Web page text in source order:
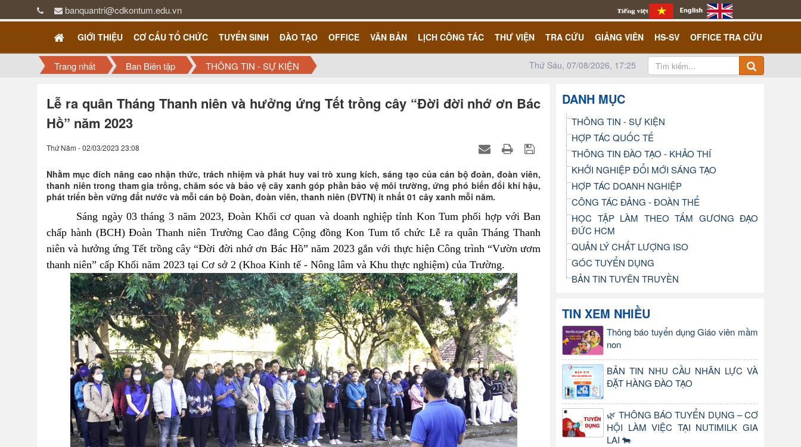
banquantri@cdkontum.edu.vn
GIỚI THIỆU CƠ CẤU TỔ CHỨC TUYỂN SINH ĐÀO TẠO OFFICE VĂN BẢN LỊCH CÔNG TÁC THƯ VIỆN TRA CỨU GIẢNG VIÊN HS-SV OFFICE TRA CỨU
Trang nhất Ban Biên tập THÔNG TIN - SỰ KIỆN Thứ Sáu, 07/08/2026, 17:25
Lễ ra quân Tháng Thanh niên và hưởng ứng Tết trồng cây “Đời đời nhớ ơn Bác
Hồ” năm 2023
Thứ Năm - 02/03/2023 23:08
Nhằm mục đích nâng cao nhận thức, trách nhiệm và phát huy vai trò xung kích, sáng tạo của cán bộ đoàn, đoàn viên,
thanh niên trong tham gia trồng, chăm sóc và bảo vệ cây xanh góp phần bảo vệ môi trường, ứng phó biến đổi khí hậu,
phát triển bền vững đất nước và mỗi cán bộ Đoàn, đoàn viên, thanh niên (ĐVTN) ít nhất 01 cây xanh mỗi năm.
Sáng ngày 03 tháng 3 năm 2023,Đoàn Khối cơ quan và doanh nghiệp tỉnh Kon Tum phối hợp với Ban
chấp hành (BCH) Đoàn Thanh niên Trường Cao đẳng Cộng đồng Kon Tum tổ chứcLễ ra quân Tháng Thanh
niên và hưởng ứng Tết trồng cây “Đời đời nhớ ơn Bác Hồ” năm 2023 gắn với thực hiện Công trình “Vườn ươm
thanh niên” cấp Khối năm 2023 tại Cơ sở 2 (Khoa Kinh tế - Nông lâm và Khu thực nghiệm) của Trường.
DANH MỤC
THÔNG TIN - SỰ KIỆN
HỢP TÁC QUỐC TẾ
THÔNG TIN ĐÀO TẠO - KHẢO THÍ
KHỞI NGHIỆP ĐỔI MỚI SÁNG TẠO
HỢP TÁC DOANH NGHIỆP
CÔNG TÁC ĐẢNG - ĐOÀN THỂ
HỌC TẬP LÀM THEO TẤM GƯƠNG ĐẠO
ĐỨC HCM
QUẢN LÝ CHẤT LƯỢNG ISO
GÓC TUYỂN DỤNG
BẢN TIN TUYÊN TRUYỀN
TIN XEM NHIỀU
Thông báo tuyển dụng Giáo viên mầm
non
BẢN TIN NHU CẦU NHÂN LỰC VÀ
ĐẶT HÀNG ĐÀO TẠO
🌿 THÔNG BÁO TUYỂN DỤNG – CƠ
HỘI LÀM VIỆC TẠI NUTIMILK GIA
LAI 🐄